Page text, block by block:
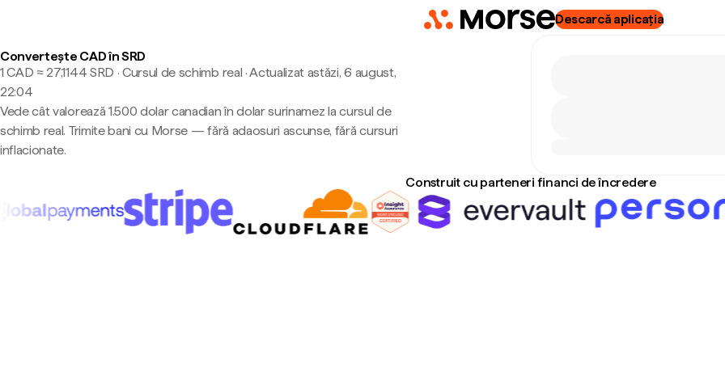
Descarcă aplicația
Convertește CAD în SRD
1 CAD ≈ 27,1144 SRD · Cursul de schimb real ·Actualizat astăzi, 6 august,
22:04
Vede cât valorează 1.500 dolar canadian în dolar surinamez la cursul de
schimb real. Trimite bani cu Morse — fără adaosuri ascunse, fără cursuri
inflacionate.
Construit cu parteneri financi de încredere